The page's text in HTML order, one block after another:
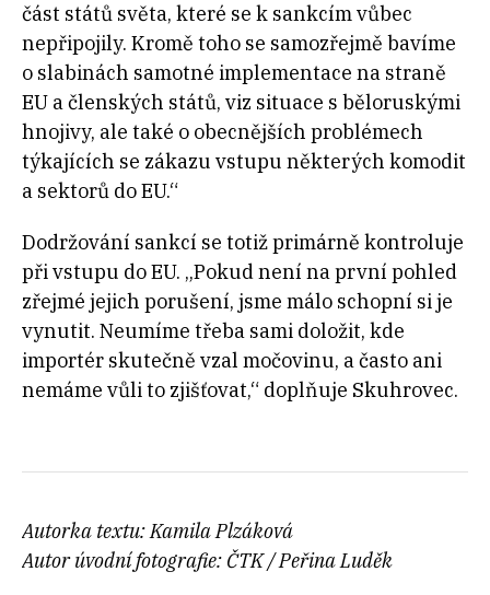
část států světa, které se k sankcím vůbec
nepřipojily. Kromě toho se samozřejmě bavíme
o slabinách samotné implementace na straně
EU a členských států, viz situace s běloruskými
hnojivy, ale také o obecnějších problémech
týkajících se zákazu vstupu některých komodit
a sektorů do EU.“
Dodržování sankcí se totiž primárně kontroluje
při vstupu do EU. „Pokud není na první pohled
zřejmé jejich porušení, jsme málo schopní si je
vynutit. Neumíme třeba sami doložit, kde
importér skutečně vzal močovinu, a často ani
nemáme vůli to zjišťovat,“ doplňuje Skuhrovec.
Autorka textu: Kamila Plzáková
Autor úvodní fotografie: ČTK / Peřina Luděk